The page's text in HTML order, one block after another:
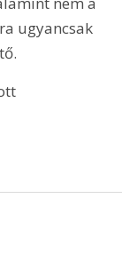
ugyancsak